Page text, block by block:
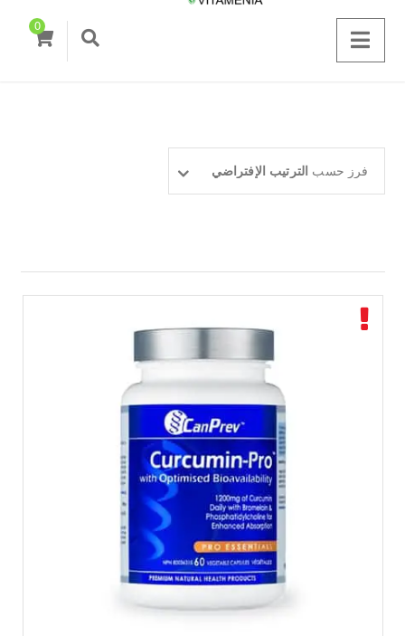
0
فرز حسب الترتيب الإفتراضي